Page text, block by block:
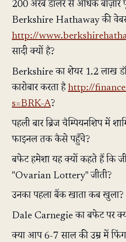
200 अरब डॉलर से अधिक बाज़ार
Berkshire Hathaway की
http://
सादी क्यों है?
Berkshire का शेयर 1.2 लाख
कारोबार करता है http://
s=BRK-A?
पहली बार ब्रिज चैम्पियनशिप में
फाइनल तक कैसे पहुँचे?
बफेट हमेशा यह क्यों कहते हैं कि
"Ovarian Lottery" जीती?
उनका पहला बैंक खाता कब खुला?
Dale Carnegie का बफेट पर क्या
क्या आप 6-7 साल की उम्र में